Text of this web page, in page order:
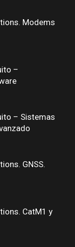
Modems
–
– Sistemas
GNSS.
CatM1 y